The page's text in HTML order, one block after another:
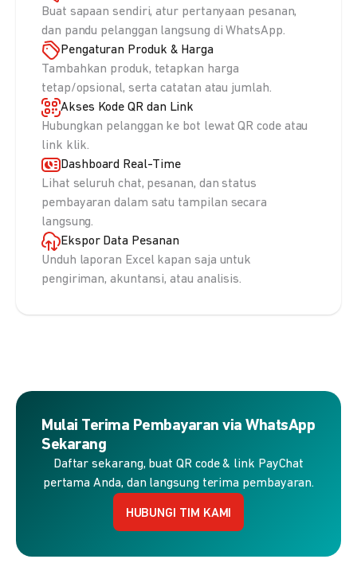
Buat sapaan sendiri, atur pertanyaan pesanan,
dan pandu pelanggan langsung di WhatsApp.
Pengaturan Produk & Harga
Tambahkan produk, tetapkan harga
tetap/opsional, serta catatan atau jumlah.
Akses Kode QR dan Link
Hubungkan pelanggan ke bot lewat QR code atau
link klik.
Dashboard Real-Time
Lihat seluruh chat, pesanan, dan status
pembayaran dalam satu tampilan secara
langsung.
Ekspor Data Pesanan
Unduh laporan Excel kapan saja untuk
pengiriman, akuntansi, atau analisis.
Mulai Terima Pembayaran via WhatsApp
Sekarang
Daftar sekarang, buat QR code & link PayChat
pertama Anda, dan langsung terima pembayaran.
HUBUNGI TIM KAMI